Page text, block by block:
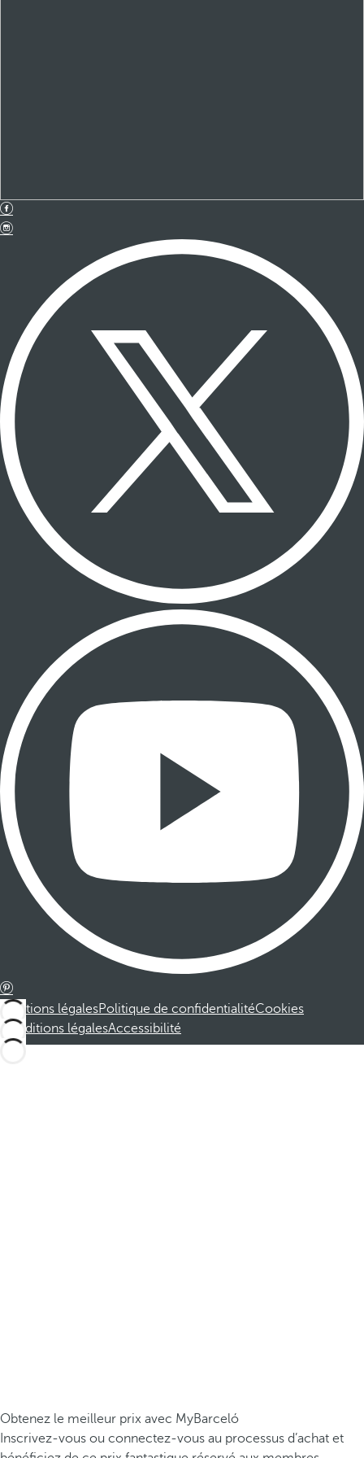
Mentions légalesPolitique de confidentialitéCookies
Conditions légalesAccessibilité
Obtenez le meilleur prix avec MyBarceló
Inscrivez-vous ou connectez-vous au processus d’achat et